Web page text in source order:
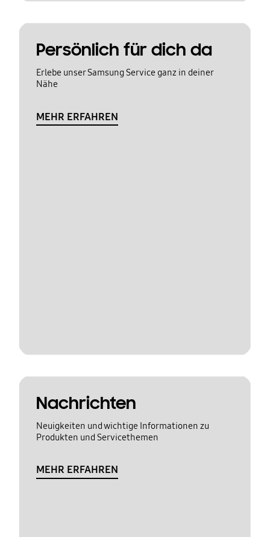
Persönlich für dich da
Erlebe unser Samsung Service ganz in deiner
Nähe
MEHR ERFAHREN
Nachrichten
Neuigkeiten und wichtige Informationen zu
Produkten und Servicethemen
MEHR ERFAHREN